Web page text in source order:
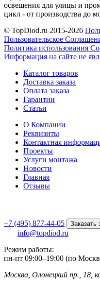
освещения для улицы и
цикл - от производства до
© TopDiod.ru 2015-2026
Пользовательское
Политика использования
Информация на сайте не
Каталог товаров
Доставка заказа
Оплата заказа
Гарантии
Статьи
О Компании
Реквизиты
Контактная
Проекты
Услуги монтажа
Новости
Главная
Отзывы
+7 (495) 877-44-05 Заказать
info@topdiod.ru
Режим работы:
пн-пт 09:00–19:00 (по
Москва, Олонецкий пр., 18,